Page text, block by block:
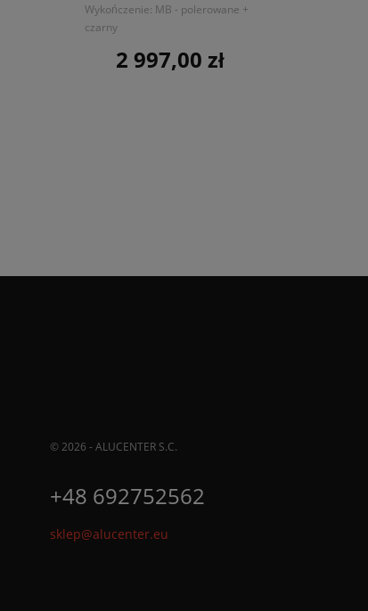
Wykończenie: MB - polerowane +
czarny
Cena
2 997,00 zł
© 2026 - ALUCENTER S.C.
+48 692752562
sklep@alucenter.eu